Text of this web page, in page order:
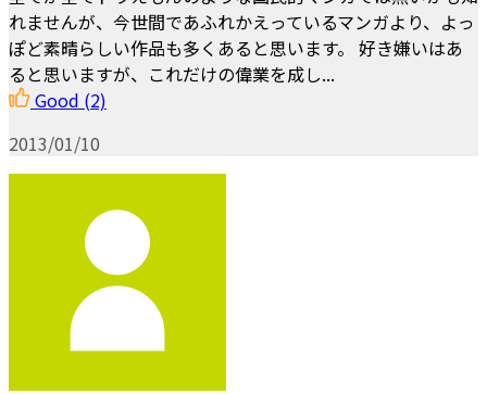
れませんが、今世間であふれかえっているマンガより、よっ
ぽど素晴らしい作品も多くあると思います。 好き嫌いはあ
ると思いますが、これだけの偉業を成し...
Good (2)
2013/01/10